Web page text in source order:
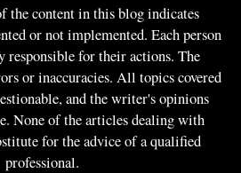
the content in this blog indicates
or not implemented. Each person
responsible for their actions. The
or inaccuracies. All topics covered
and the writer's opinions
None of the articles dealing with
for the advice of a qualified
professional.